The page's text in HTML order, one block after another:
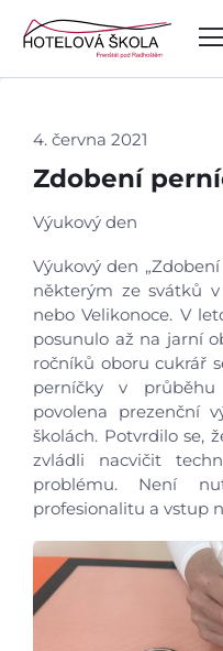
Úvod
Aktuálně
4. června 2021
Zdobení
Výukový den
Výukový den
některým ze svátků
nebo Velikonoce. V
posunulo až na jarní
ročníků oboru cukrář
perníčky v
povolena prezenční
školách. Potvrdilo se,
zvládli nacvičit
problému. Není
profesionalitu a vstup